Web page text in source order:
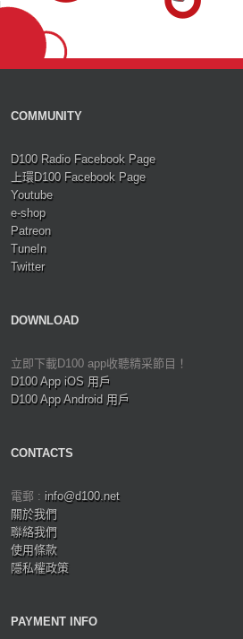
COMMUNITY
D100 Radio Facebook Page
上環D100 Facebook Page
Youtube
e-shop
Patreon
TuneIn
Twitter
DOWNLOAD
立即下載D100 app收聽精采節目！
D100 App iOS 用戶
D100 App Android 用戶
CONTACTS
電郵 : info@d100.net
關於我們
聯絡我們
使用條款
隱私權政策
PAYMENT INFO